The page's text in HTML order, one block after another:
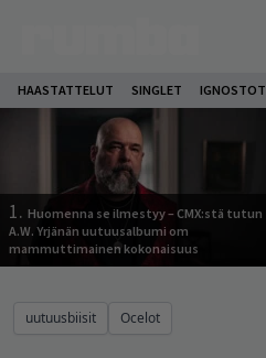
HAASTATTELUT SINGLET IGNOSTOT
1. Huomenna se ilmestyy – CMX:stä tutun
A.W. Yrjänän uutuusalbumi om
mammuttimainen kokonaisuus
uutuusbiisit Ocelot